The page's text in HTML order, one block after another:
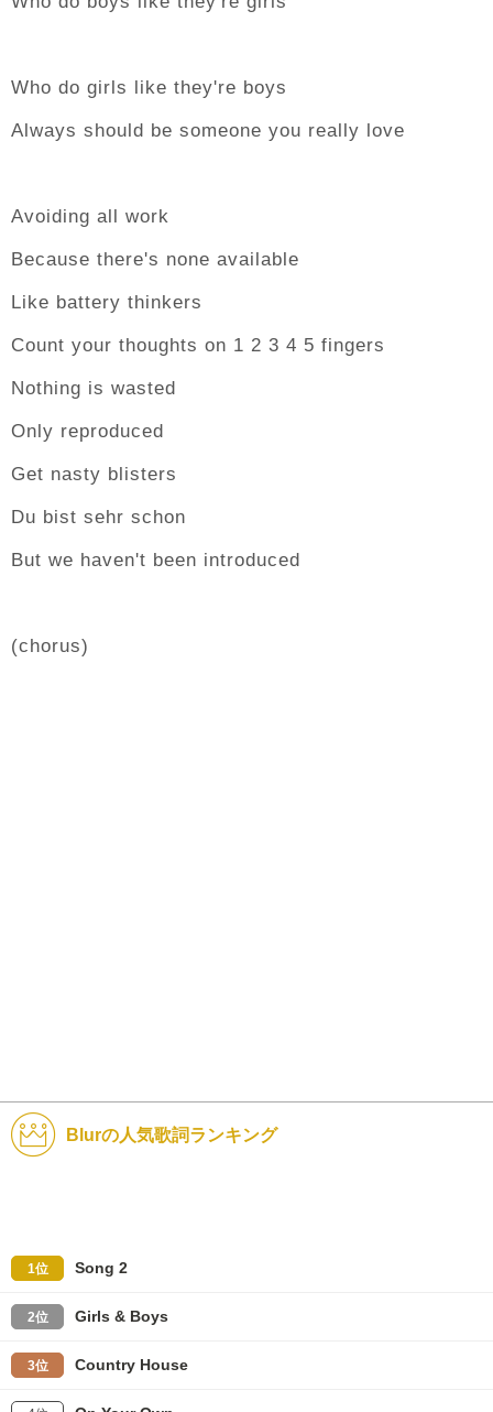
Who do girls like they're boys
Always should be someone you really love
Avoiding all work
Because there's none available
Like battery thinkers
Count your thoughts on 1 2 3 4 5 fingers
Nothing is wasted
Only reproduced
Get nasty blisters
Du bist sehr schon
But we haven't been introduced
(chorus)
Blurの人気歌詞ランキング
1位 Song 2
2位 Girls & Boys
3位 Country House